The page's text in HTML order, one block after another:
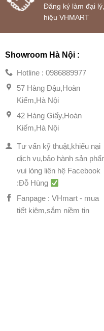
Đăng ký làm đại
hiệu VHMART
Showroom Hà Nội :
Hotline : 0986889977
57 Hàng Đậu,Hoàn
Kiếm,Hà Nội
42 Hàng Giấy,Hoàn
Kiếm,Hà Nội
Tư vấn kỹ thuật,khiếu nại
dịch vụ,bảo hành sản
vui lòng liên hệ Facebook
:Đỗ Hùng
Fanpage : VHmart - mua
tiết kiệm,sắm niềm tin